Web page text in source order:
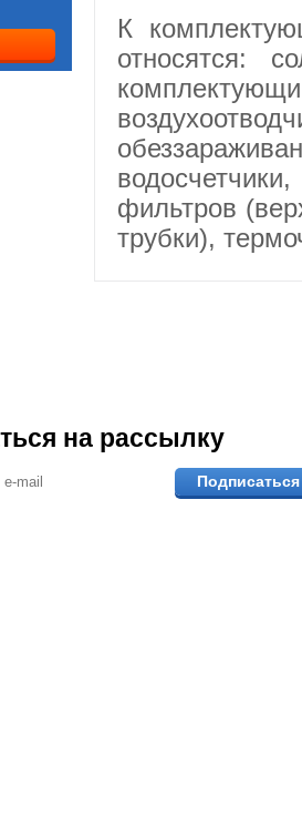
К
относятся:
фильтров
трубки),
на рассылку
Подписаться